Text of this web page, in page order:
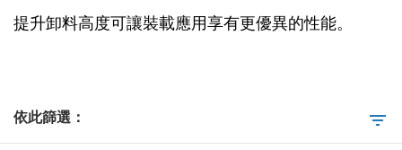
提升卸料高度可讓裝載應用享有更優異的性能。
依此篩選： filter_list